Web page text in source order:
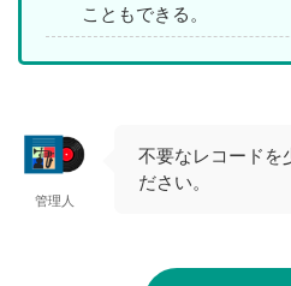
こともできる。
管理人
不要なレコードを
ださい。